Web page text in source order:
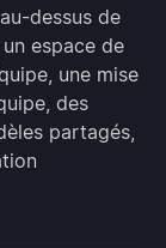
dessus de
espace de
une mise
des
partagés,